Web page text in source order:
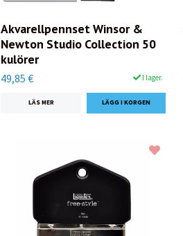
Akvarellpennset Winsor &
Newton Studio Collection 50
kulörer
49,85 € I lager.
LÄS MER